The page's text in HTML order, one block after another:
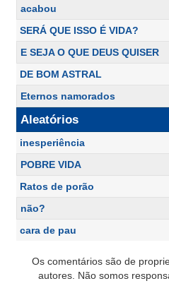
acabou
SERÁ QUE ISSO É VIDA?
E SEJA O QUE DEUS QUISER
DE BOM ASTRAL
Eternos namorados
Aleatórios
inesperiência
POBRE VIDA
Ratos de porão
não?
cara de pau
Os comentários são de
autores. Não somos